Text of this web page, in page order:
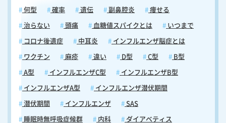
何型 確率 遺伝 副鼻腔炎 痩せる
治らない 頭痛 血糖値スパイクとは いつまで
コロナ後遺症 中耳炎 インフルエンザ脳症とは
ワクチン 麻疹 違い D型 C型 B型
A型 インフルエンザC型 インフルエンザB型
インフルエンザA型 インフルエンザ潜伏期間
潜伏期間 インフルエンザ SAS
睡眠時無呼吸症候群 内科 ダイアベティス